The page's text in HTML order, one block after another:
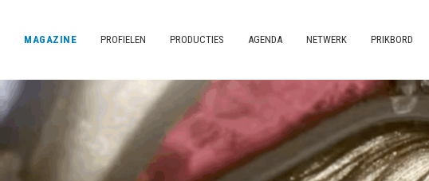
MAGAZINE PROFIELEN PRODUCTIES AGENDA NETWERK PRIKBORD